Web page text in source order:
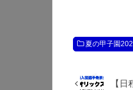
夏の甲子園
【